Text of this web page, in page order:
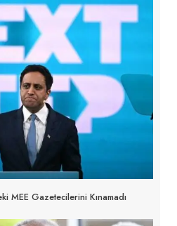
MEE Gazetecilerini Kınamadı